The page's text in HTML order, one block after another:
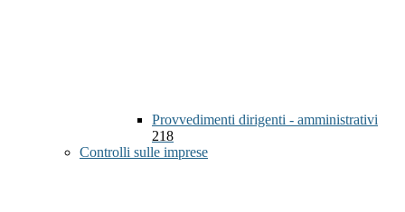
Provvedimenti dirigenti - amministrativi
218
Controlli sulle imprese